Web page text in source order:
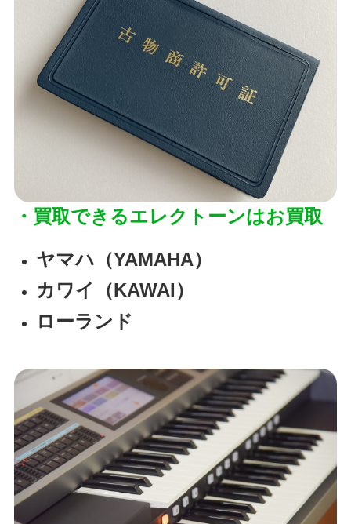
・買取できるエレクトーンはお買取
ヤマハ（YAMAHA）
カワイ（KAWAI）
ローランド